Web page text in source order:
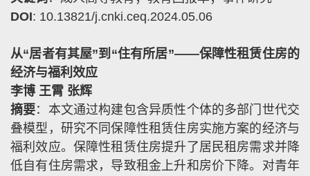
DOI: 10.13821/j.cnki.ceq.2024.05.06
从“居者有其屋”到“住有所居”——保障性租赁住房的
经济与福利效应
李博 王霄 张辉
摘要：本文通过构建包含异质性个体的多部门世代交
叠模型，研究不同保障性租赁住房实施方案的经济与
福利效应。保障性租赁住房提升了居民租房需求并降
低自有住房需求，导致租金上升和房价下降。对青年